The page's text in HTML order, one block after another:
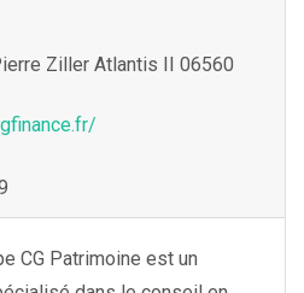
Ziller Atlantis II 06560
CG Patrimoine est un